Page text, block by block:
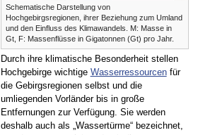
Schematische Darstellung von
Hochgebirgsregionen, ihrer Beziehung zum Umland
und den Einfluss des Klimawandels. M: Masse in
Gt, F: Massenflüsse in Gigatonnen (Gt) pro Jahr.
Durch ihre klimatische Besonderheit stellen
Hochgebirge wichtige Wasserressourcenfür
die Gebirgsregionen selbst und die
umliegenden Vorländer bis in große
Entfernungen zur Verfügung. Sie werden
deshalb auch als „Wassertürme“ bezeichnet,